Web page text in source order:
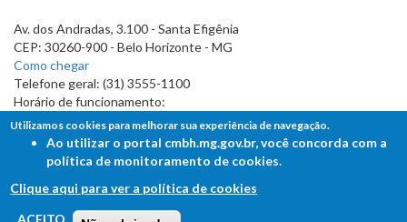
Av. dos Andradas, 3.100 - Santa Efigênia
CEP: 30260-900 - Belo Horizonte - MG
Como chegar
Telefone geral: (31) 3555-1100
Horário de funcionamento:
7h às 19h
FALE COM A CÂMARA
Utilizamos cookies para melhorar sua experiência de navegação.
Ao utilizar o portal cmbh.mg.gov.br, você concorda com a
política de monitoramento de cookies.
Clique aqui para ver a política de cookies
ACEITO